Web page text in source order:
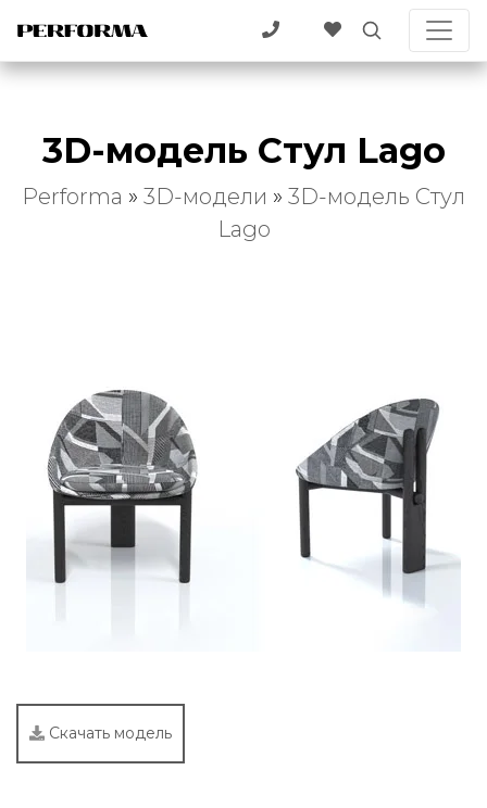
3D-модель Стул Lago
Performa » 3D-модели » 3D-модель Стул
Lago
Скачать модель